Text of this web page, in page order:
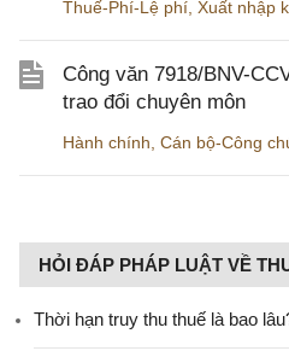
Thuế-Phí-Lệ phí Xuất nhập
Công văn 7918/BNV-
trao đổi chuyên môn
Hành chính Cán bộ-Công
HỎI ĐÁP PHÁP LUẬT VỀ
Thời hạn truy thu thuế là bao